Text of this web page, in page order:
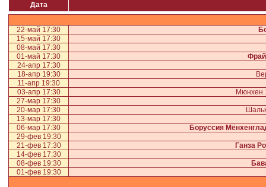
Дата
22-май 17:30
15-май 17:30
08-май 17:30
01-май 17:30
24-апр 17:30
18-апр 19:30
11-апр 19:30
03-апр 17:30
Мюнхен
27-мар 17:30
20-мар 17:30
13-мар 17:30
06-мар 17:30
Боруссия
29-фев 19:30
21-фев 17:30
Ганза
14-фев 17:30
08-фев 19:30
01-фев 19:30